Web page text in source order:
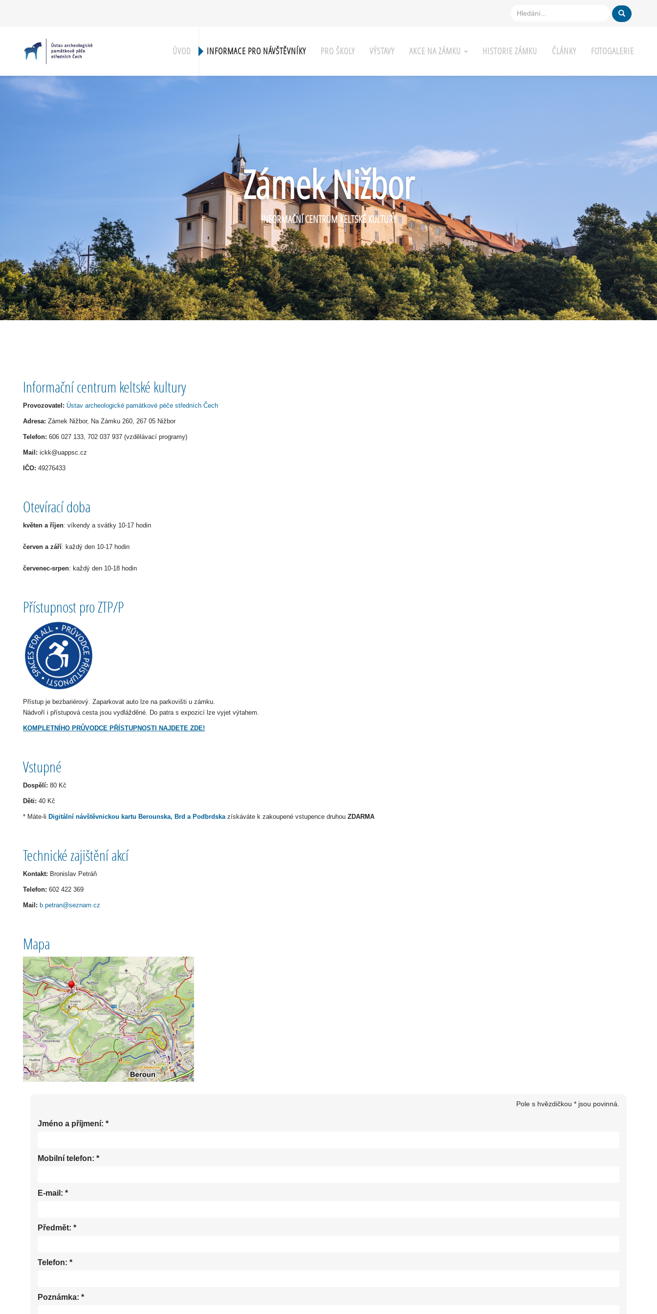
ÚVOD INFORMACE PRO NÁVŠTĚVNÍKY PRO ŠKOLY VÝSTAVY AKCE NA ZÁMKU HISTORIE ZÁMKU ČLÁNKY FOTOGALERIE
Zámek Nižbor
INFORMAČNÍ CENTRUM KELTSKÉ KULTURY
Informační centrum keltské kultury
Provozovatel: Ústav archeologické památkové péče středních Čech
Adresa: Zámek Nižbor, Na Zámku 260, 267 05 Nižbor
Telefon: 606 027 133, 702 037 937 (vzdělávací programy)
Mail: ickk@uappsc.cz
IČO: 49276433
Otevírací doba
květen a říjen: víkendy a svátky 10-17 hodin
červen a září: každý den 10-17 hodin
červenec-srpen: každý den 10-18 hodin
Přístupnost pro ZTP/P
Přístup je bezbariérový. Zaparkovat auto lze na parkovišti u zámku.
Nádvoří i přístupová cesta jsou vydlážděné. Do patra s expozicí lze vyjet výtahem.
KOMPLETNÍHO PRŮVODCE PŘÍSTUPNOSTI NAJDETE ZDE!
Vstupné
Dospělí: 80 Kč
Děti: 40 Kč
* Máte-li Digitální návštěvnickou kartu Berounska, Brd a Podbrdska získáváte k zakoupené vstupence druhou ZDARMA
Technické zajištění akcí
Kontakt: Bronislav Petráň
Telefon: 602 422 369
Mail: b.petran@seznam.cz
Mapa
Pole s hvězdičkou * jsou povinná.
*
Jméno a příjmení:
*
Mobilní telefon:
*
E-mail:
*
Předmět:
*
Telefon:
*
Poznámka: